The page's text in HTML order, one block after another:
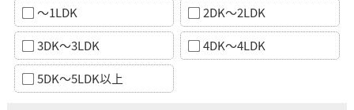
～1LDK
2DK～2LDK
3DK～3LDK
4DK～4LDK
5DK～5LDK以上